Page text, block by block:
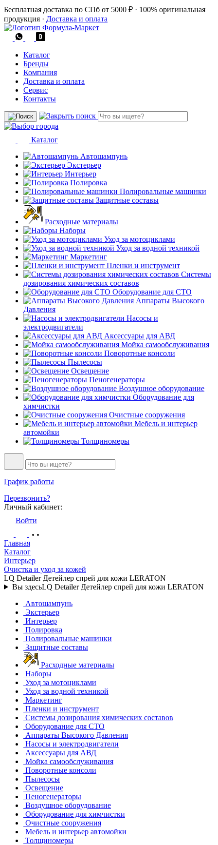
Бесплатная доставка по СПб от 5000 ₽ · 100% оригинальная
продукция · Доставка и оплата
Каталог
Бренды
Компания
Доставка и оплата
Сервис
Контакты
Каталог
Автошампунь
Экстерьер
Интерьер
Полировка
Полировальные машинки
Защитные составы
Расходные материалы
Наборы
Уход за мотоциклами
Уход за водной техникой
Маркетинг
Пленки и инструмент
Системы
дозирования химических составов
Оборудование для СТО
Аппараты Высокого
Давления
Насосы и
электродвигатели
Аксессуары для АВД
Мойка самообслуживания
Поворотные консоли
Пылесосы
Освещение
Пеногенераторы
Воздушное оборудование
Оборудование для
химчистки
Очистные сооружения
Мебель и интерьер
автомойки
Толщиномеры
График работы
Перезвонить?
Личный кабинет:
Войти
Главная
Каталог
Интерьер
Очистка и уход за кожей
LQ Detailer Детейлер спрей для кожи LERATON
Вы здесьLQ Detailer Детейлер спрей для кожи LERATON
Автошампунь
Экстерьер
Интерьер
Полировка
Полировальные машинки
Защитные составы
Расходные материалы
Наборы
Уход за мотоциклами
Уход за водной техникой
Маркетинг
Пленки и инструмент
Системы дозирования химических составов
Оборудование для СТО
Аппараты Высокого Давления
Насосы и электродвигатели
Аксессуары для АВД
Мойка самообслуживания
Поворотные консоли
Пылесосы
Освещение
Пеногенераторы
Воздушное оборудование
Оборудование для химчистки
Очистные сооружения
Мебель и интерьер автомойки
Толщиномеры